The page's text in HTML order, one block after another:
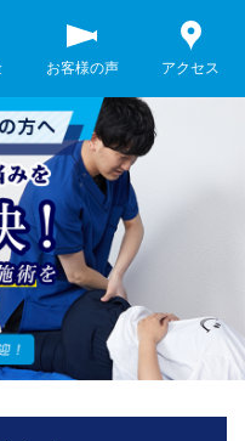
お客様の声 アクセス